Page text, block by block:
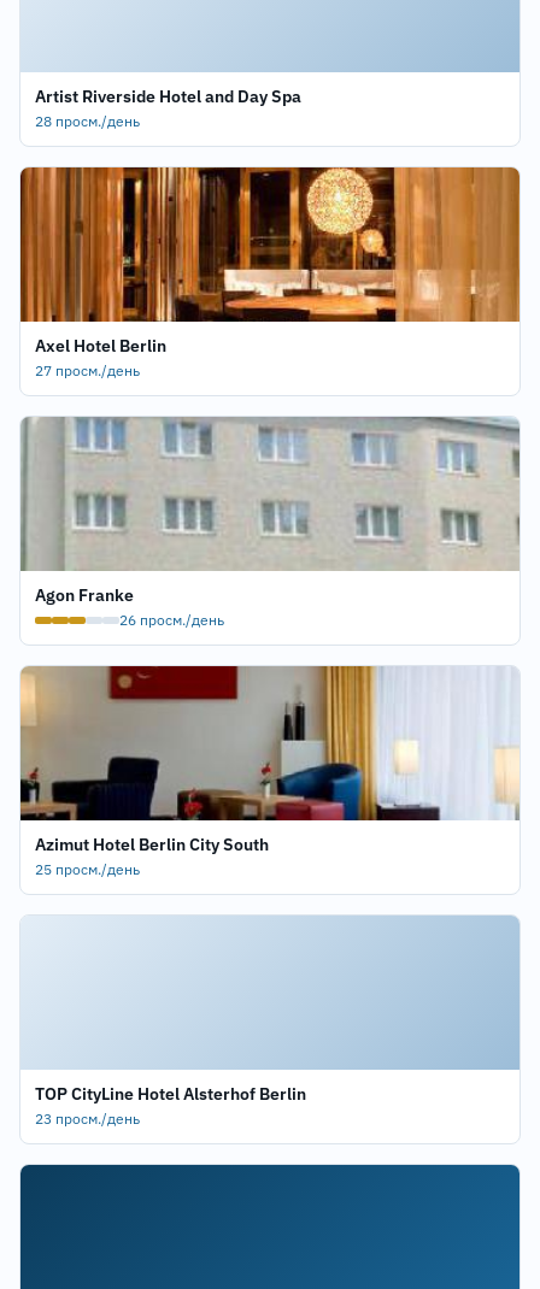
Artist Riverside Hotel and Day Spa
28 просм./день
Axel Hotel Berlin
27 просм./день
Agon Franke
26 просм./день
Azimut Hotel Berlin City South
25 просм./день
TOP CityLine Hotel Alsterhof Berlin
23 просм./день